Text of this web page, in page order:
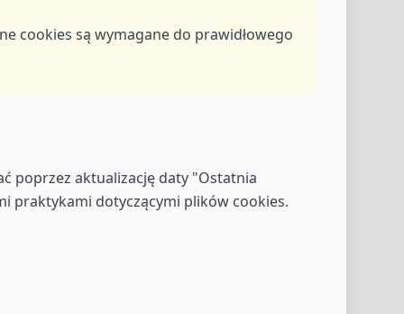
cookies są wymagane do prawidłowego
poprzez aktualizację daty "Ostatnia
praktykami dotyczącymi plików cookies.